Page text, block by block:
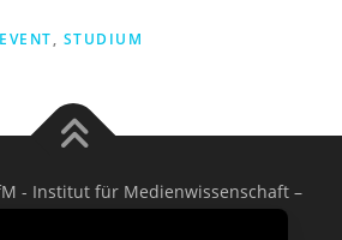
EVENT, STUDIUM
- Institut für Medienwissenschaft –